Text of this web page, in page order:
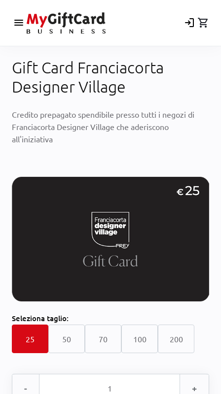
menu login shopping_cart
Gift Card Franciacorta
Designer Village
Credito prepagato spendibile presso tutti i negozi di
Franciacorta Designer Village che aderiscono
all'iniziativa
Seleziona taglio:
25 50 70 100 200
- +